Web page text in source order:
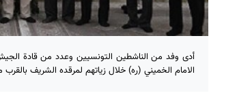
أدى وفد من الناشطين التونسيين وعدد من قادة الجيش
الامام الخميني (ره) خلال زياتهم لمرقده الشريف